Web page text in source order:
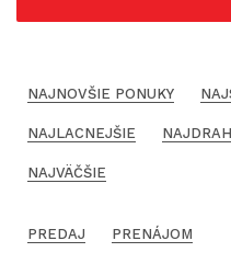
NAJNOVŠIE PONUKY
NAJLACNEJŠIE
NAJVÄČŠIE
PREDAJ PRENÁJOM